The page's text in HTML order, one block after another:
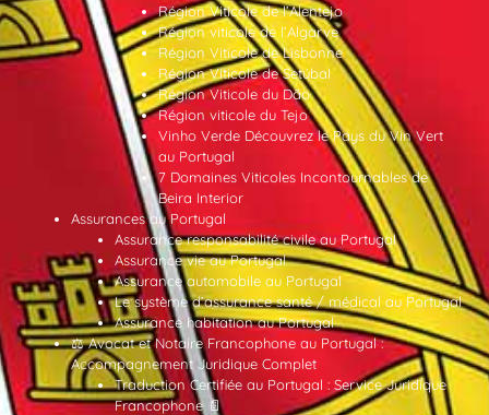
Région Viticole de l’Alentejo
Région viticole de l’Algarve
Région Viticole de Lisbonne
Région Viticole de Setúbal
Région Viticole du Dão
Région viticole du Tejo
Vinho Verde Découvrez le Pays du Vin Vert
au Portugal
7 Domaines Viticoles Incontournables de
Beira Interior
Assurances au Portugal
Assurance responsabilité civile au Portugal
Assurance vie au Portugal
Assurance automobile au Portugal
Le système d’assurance santé / médical au Portugal
Assurance habitation au Portugal
⚖️ Avocat et Notaire Francophone au Portugal :
Accompagnement Juridique Complet
Traduction Certifiée au Portugal : Service Juridique
Francophone 📄